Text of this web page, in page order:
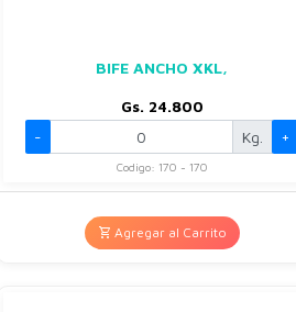
BIFE ANCHO XKL,
Gs. 24.800
-
Kg. +
Codigo: 170 - 170
Agregar al Carrito